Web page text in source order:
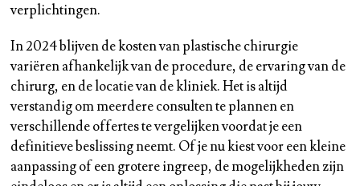
verplichtingen.
In 2024 blijven de kosten van plastische chirurgie
variëren afhankelijk van de procedure, de ervaring van de
chirurg, en de locatie van de kliniek. Het is altijd
verstandig om meerdere consulten te plannen en
verschillende offertes te vergelijken voordat je een
definitieve beslissing neemt. Of je nu kiest voor een kleine
aanpassing of een grotere ingreep, de mogelijkheden zijn